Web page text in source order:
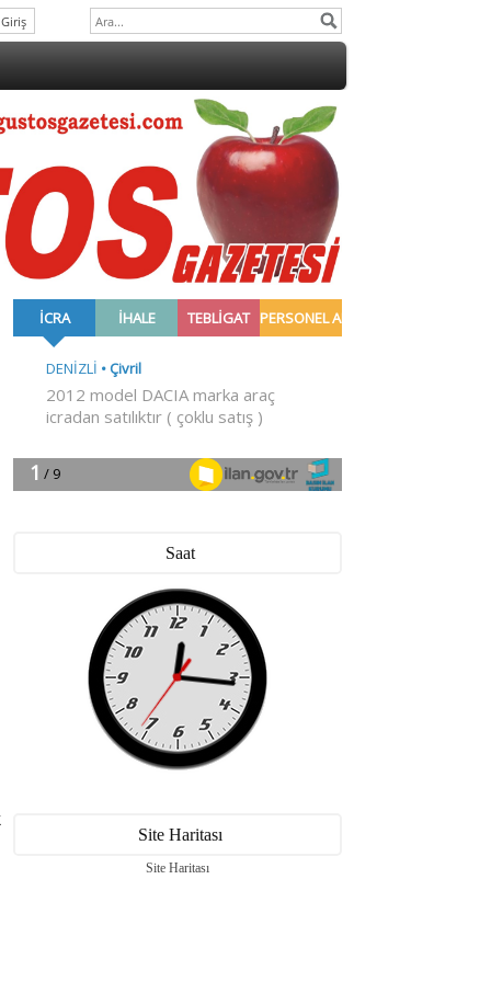
Saat
Site Haritası
Site Haritası